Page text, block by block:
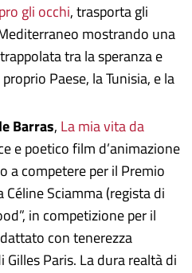
gli occhi, trasporta gli
mostrando una
tra la speranza e
Paese, la Tunisia, e la
Barras, La mia vita da
e poetico film d’animazione
a competere per il Premio
Sciamma (regista di
in competizione per il
con tenerezza
Paris. La dura realtà di